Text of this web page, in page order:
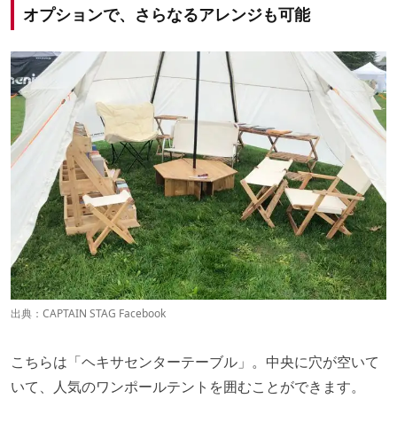
オプションで、さらなるアレンジも可能
出典： CAPTAIN STAG Facebook
こちらは「ヘキサセンターテーブル」。中央に穴が空いて
いて、人気のワンポールテントを囲むことができます。